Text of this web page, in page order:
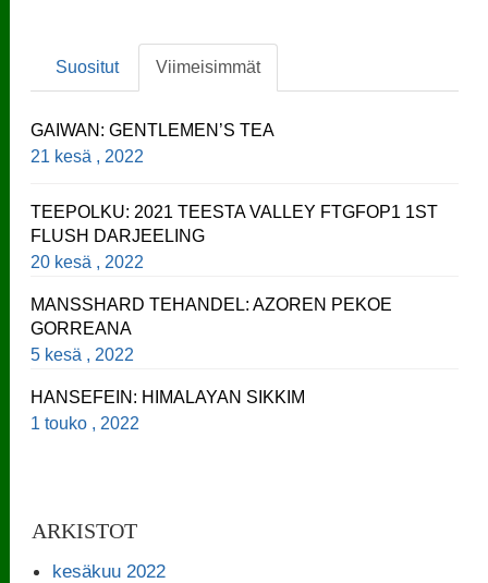
Suositut Viimeisimmät
GAIWAN: GENTLEMEN’S TEA
21 kesä , 2022
TEEPOLKU: 2021 TEESTA VALLEY FTGFOP1 1ST
FLUSH DARJEELING
20 kesä , 2022
MANSSHARD TEHANDEL: AZOREN PEKOE
GORREANA
5 kesä , 2022
HANSEFEIN: HIMALAYAN SIKKIM
1 touko , 2022
ARKISTOT
kesäkuu 2022